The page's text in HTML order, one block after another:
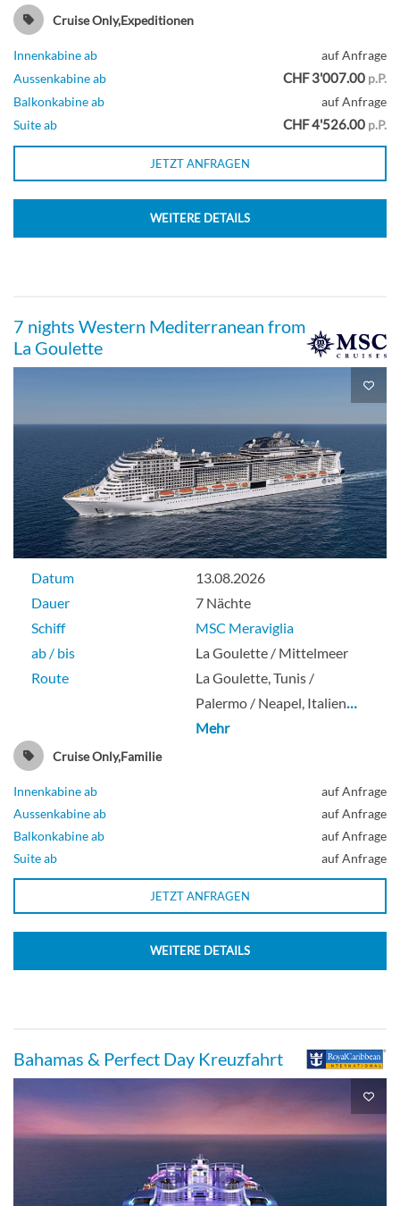
Cruise Only,Expeditionen
Innenkabine ab
auf Anfrage
Aussenkabine ab
CHF 3'007.00 p.P.
Balkonkabine ab
auf Anfrage
Suite ab
CHF 4'526.00 p.P.
JETZT ANFRAGEN
WEITERE DETAILS
7 nights Western Mediterranean from
La Goulette
Datum
13.08.2026
Dauer
7 Nächte
Schiff
MSC Meraviglia
ab / bis
La Goulette / Mittelmeer
Route
La Goulette, Tunis /
Palermo / Neapel, Italien…
Mehr
Cruise Only,Familie
Innenkabine ab
auf Anfrage
Aussenkabine ab
auf Anfrage
Balkonkabine ab
auf Anfrage
Suite ab
auf Anfrage
JETZT ANFRAGEN
WEITERE DETAILS
Bahamas & Perfect Day Kreuzfahrt